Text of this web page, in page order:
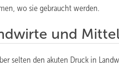
wo sie gebraucht werden.
und
selten den akuten Druck in